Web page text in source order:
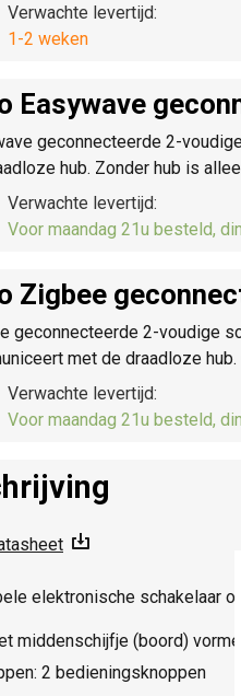
Verwachte levertijd:
1-2 weken
Easywave
geconnecteerde 2-
hub. Zonder hub is
Verwachte levertijd:
Voor maandag 21u besteld,
Zigbee
geconnecteerde 2-voudige
met de draadloze
Verwachte levertijd:
Voor maandag 21u besteld,
elektronische schakelaar
middenschijfje (boord)
2 bedieningsknoppen